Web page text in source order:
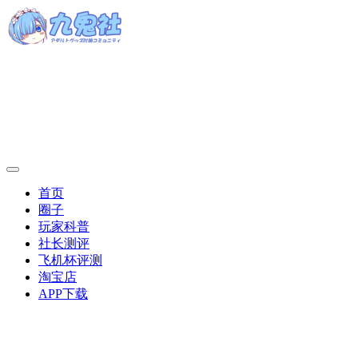
首页
圈子
玩家科普
社长测评
飞机杯评测
淘宝店
APP下载